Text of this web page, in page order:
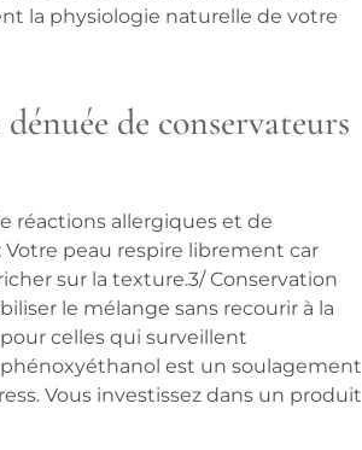
la physiologie naturelle de votre
de conservateurs
réactions allergiques et de
: Votre peau respire librement car
sur la texture.3/Conservation
le mélange sans recourir à la
celles qui surveillent
est un soulagement
Vous investissez dans un produit